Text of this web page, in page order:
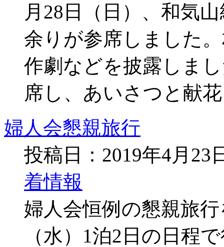
月28日（日）、和気
余りが参席しました
作劇などを披露しま
席し、あいさつと献
婦人会懇親旅行
投稿日：2019年4月23
着情報
婦人会恒例の懇親旅
（水）1泊2日の日程